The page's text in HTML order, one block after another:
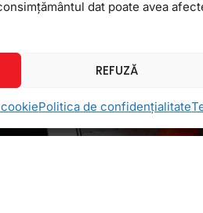
dat poate avea
REFUZĂ
Politica de confidențialitate